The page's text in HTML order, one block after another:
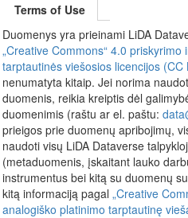
Terms of Use
Duomenys yra prieinami LiDA
„Creative Commons“ 4.0
tarptautinės viešosios licencijos (CC
nenumatyta kitaip. Jei norima
duomenis, reikia kreiptis dėl
duomenimis (raštu ar el. paštu:
prieigos prie duomenų apribojimų,
naudoti visų LiDA Dataverse
(metaduomenis, įskaitant lauko
instrumentus bei kitą su duomenų
kitą informaciją pagal „Creative
analogiško platinimo tarptautinę